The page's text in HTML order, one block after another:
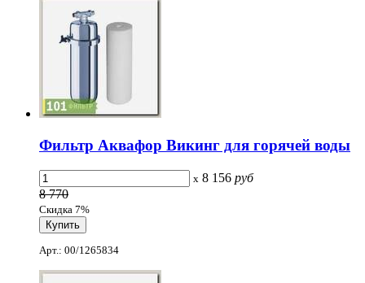
Фильтр Аквафор Викинг для горячей воды
x 8 156 руб
8 770
Скидка 7%
Арт.: 00/1265834